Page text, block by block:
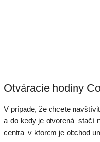
Otváracie hodiny
V prípade, že chcete
a do kedy je otvorená, stačí
centra, v ktorom je obchod